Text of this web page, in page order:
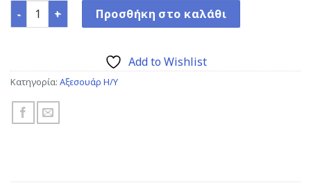
Gaming mouse pad,Q7, Black ποσότητα
Προσθήκη στο καλάθι
Add to Wishlist
Κατηγορία: Αξεσουάρ Η/Υ